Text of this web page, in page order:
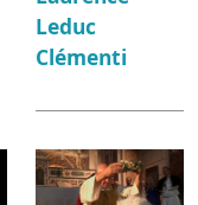
Leduc
Clémenti